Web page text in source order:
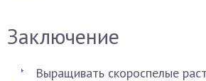
Заключение
Выращивать скороспелые